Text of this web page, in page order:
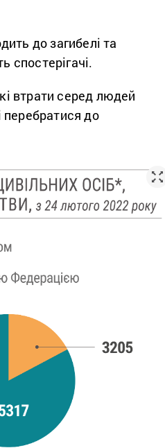
до загибелі та
спостерігачі.
втрати серед людей
перебратися до